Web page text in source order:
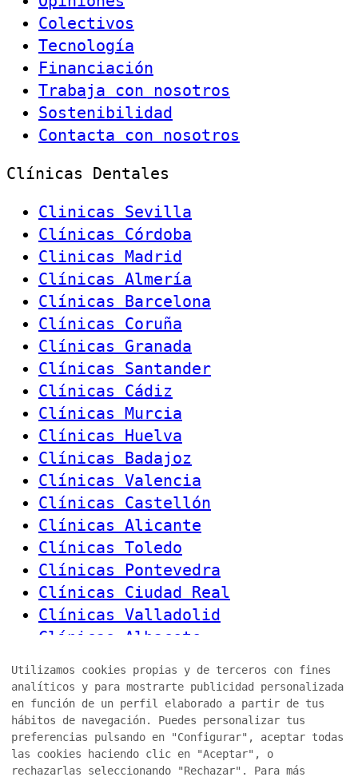
Colectivos
Tecnología
Financiación
Trabaja con nosotros
Sostenibilidad
Contacta con nosotros
Clínicas Dentales
Clinicas Sevilla
Clínicas Córdoba
Clinicas Madrid
Clínicas Almería
Clínicas Barcelona
Clínicas Coruña
Clínicas Granada
Clínicas Santander
Clínicas Cádiz
Clínicas Murcia
Clínicas Huelva
Clínicas Badajoz
Clínicas Valencia
Clínicas Castellón
Clínicas Alicante
Clínicas Toledo
Clínicas Pontevedra
Clínicas Ciudad Real
Clínicas Valladolid
Clínicas Albacete
Clínicas Cáceres
Clínicas Málaga
Clínicas Cuenca
Canal Denuncias
Utilizamos cookies propias y de terceros con fines
analíticos y para mostrarte publicidad personalizada
en función de un perfil elaborado a partir de tus
hábitos de navegación. Puedes personalizar tus
preferencias pulsando en "Configurar", aceptar todas
las cookies haciendo clic en "Aceptar", o
rechazarlas seleccionando "Rechazar". Para más